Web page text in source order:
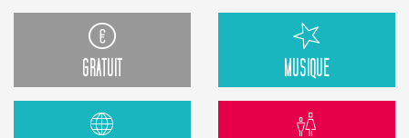
GRATUIT MUSIQUE